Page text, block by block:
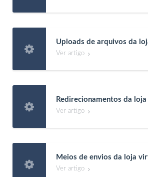

Uploads de arquivos da
Ver artigo 

Redirecionamentos da loja
Ver artigo 

Meios de envios da loja
Ver artigo 